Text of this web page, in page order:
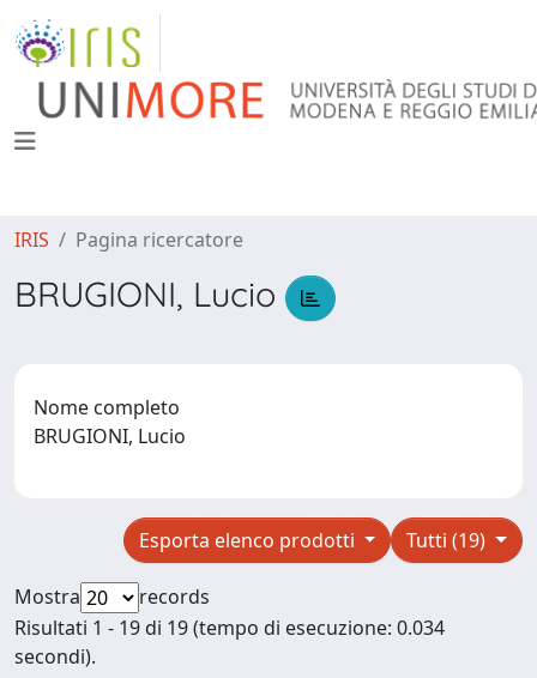
IRIS Pagina ricercatore
BRUGIONI, Lucio
Nome completo
BRUGIONI, Lucio
Tutti (19)
Esporta elenco prodotti
Mostra
records
Risultati 1 - 19 di 19 (tempo di esecuzione: 0.034
secondi).